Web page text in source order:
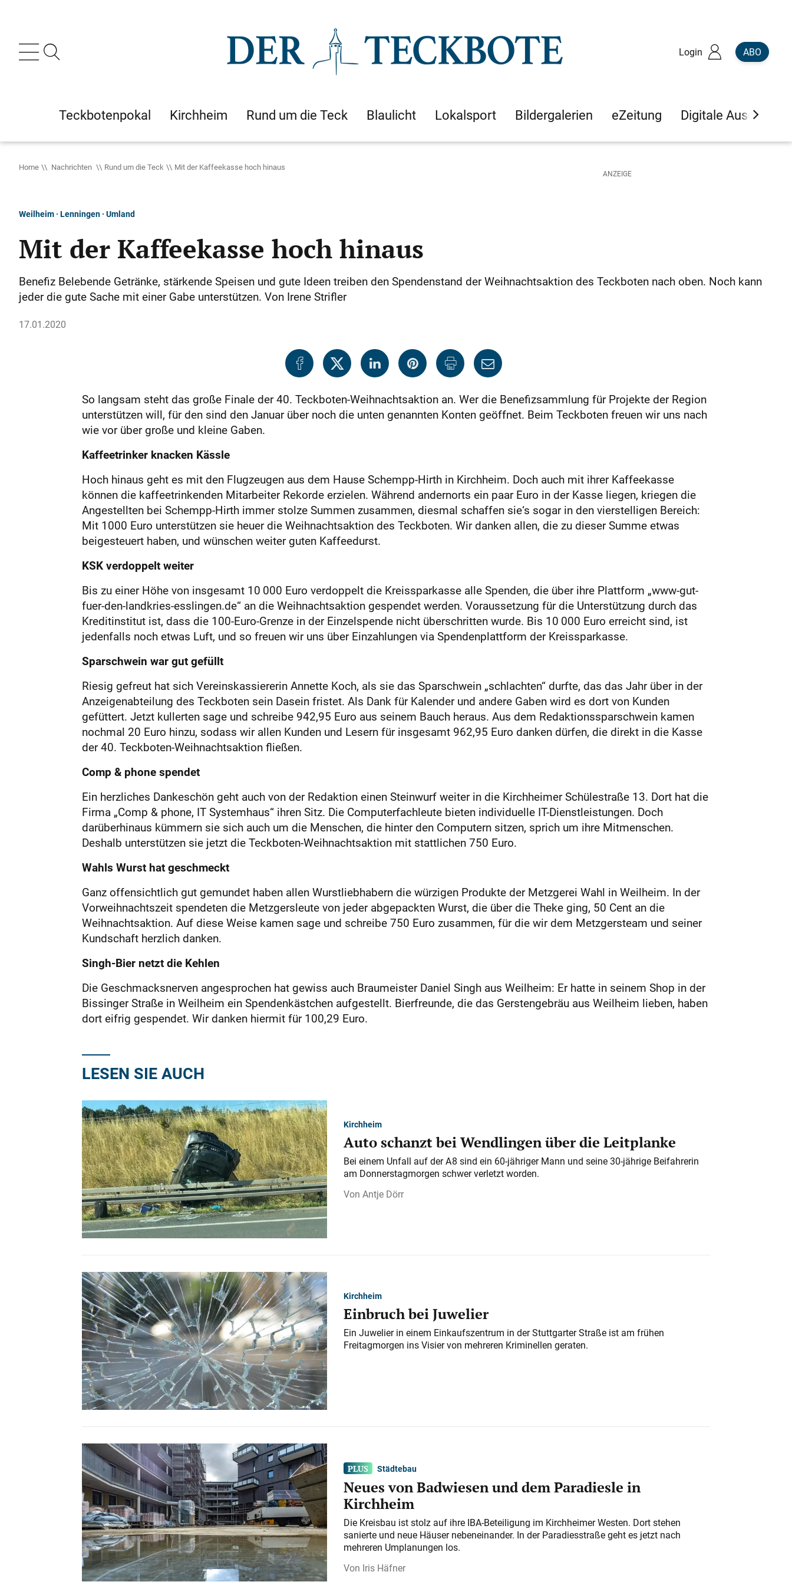
Login ABO
Teckbotenpokal Kirchheim Rund um die Teck Blaulicht Lokalsport Bildergalerien eZeitung Digitale Ausgaben
Home Nachrichten Rund um die Teck Mit der Kaffeekasse hoch hinaus
Weilheim · Lenningen · Umland
Mit der Kaffeekasse hoch hinaus
Benefiz Belebende Getränke, stärkende Speisen und gute Ideen treiben den Spendenstand der Weihnachtsaktion des Teckboten nach oben. Noch kann
jeder die gute Sache mit einer Gabe unterstützen. Von Irene Strifler
17.01.2020
So langsam steht das große Finale der 40. Teckboten-Weihnachtsaktion an. Wer die Benefizsammlung für Projekte der Region
unterstützen will, für den sind den Januar über noch die unten genannten Konten geöffnet. Beim Teckboten freuen wir uns nach
wie vor über große und kleine Gaben.
Kaffeetrinker knacken Kässle
Hoch hinaus geht es mit den Flugzeugen aus dem Hause Schempp-Hirth in Kirchheim. Doch auch mit ihrer Kaffeekasse
können die kaffeetrinkenden Mitarbeiter Rekorde erzielen. Während andernorts ein paar Euro in der Kasse liegen, kriegen die
Angestellten bei Schempp-Hirth immer stolze Summen zusammen, diesmal schaffen sie‘s sogar in den vierstelligen Bereich:
Mit 1000 Euro unterstützen sie heuer die Weihnachtsaktion des Teckboten. Wir danken allen, die zu dieser Summe etwas
beigesteuert haben, und wünschen weiter guten Kaffeedurst.
KSK verdoppelt weiter
Bis zu einer Höhe von insgesamt 10 000 Euro verdoppelt die Kreissparkasse alle Spenden, die über ihre Plattform „www-gut-
fuer-den-landkries-esslingen.de“ an die Weihnachtsaktion gespendet werden. Voraussetzung für die Unterstützung durch das
Kreditinstitut ist, dass die 100-Euro-Grenze in der Einzelspende nicht überschritten wurde. Bis 10 000 Euro erreicht sind, ist
jedenfalls noch etwas Luft, und so freuen wir uns über Einzahlungen via Spendenplattform der Kreissparkasse.
Sparschwein war gut gefüllt
Riesig gefreut hat sich Vereinskassiererin Annette Koch, als sie das Sparschwein „schlachten“ durfte, das das Jahr über in der
Anzeigenabteilung des Teckboten sein Dasein fristet. Als Dank für Kalender und andere Gaben wird es dort von Kunden
gefüttert. Jetzt kullerten sage und schreibe 942,95 Euro aus seinem Bauch heraus. Aus dem Redaktionssparschwein kamen
nochmal 20 Euro hinzu, sodass wir allen Kunden und Lesern für insgesamt 962,95 Euro danken dürfen, die direkt in die Kasse
der 40. Teckboten-Weihnachtsaktion fließen.
Comp & phone spendet
Ein herzliches Dankeschön geht auch von der Redaktion einen Steinwurf weiter in die Kirchheimer Schülestraße 13. Dort hat die
Firma „Comp & phone, IT Systemhaus“ ihren Sitz. Die Computerfachleute bieten individuelle IT-Dienstleistungen. Doch
darüberhinaus kümmern sie sich auch um die Menschen, die hinter den Computern sitzen, sprich um ihre Mitmenschen.
Deshalb unterstützen sie jetzt die Teckboten-Weihnachtsaktion mit stattlichen 750 Euro.
Wahls Wurst hat geschmeckt
Ganz offensichtlich gut gemundet haben allen Wurstliebhabern die würzigen Produkte der Metzgerei Wahl in Weilheim. In der
Vorweihnachtszeit spendeten die Metzgersleute von jeder abgepackten Wurst, die über die Theke ging, 50 Cent an die
Weihnachtsaktion. Auf diese Weise kamen sage und schreibe 750 Euro zusammen, für die wir dem Metzgersteam und seiner
Kundschaft herzlich danken.
Singh-Bier netzt die Kehlen
Die Geschmacksnerven angesprochen hat gewiss auch Braumeister Daniel Singh aus Weilheim: Er hatte in seinem Shop in der
Bissinger Straße in Weilheim ein Spendenkästchen aufgestellt. Bierfreunde, die das Gerstengebräu aus Weilheim lieben, haben
dort eifrig gespendet. Wir danken hiermit für 100,29 Euro.
LESEN SIE AUCH
Kirchheim
Auto schanzt bei Wendlingen über die Leitplanke
Bei einem Unfall auf der A 8 sind ein 60-jähriger Mann und seine 30-jährige Beifahrerin
am Donnerstagmorgen schwer verletzt worden.
Antje Dörr
Kirchheim
Einbruch bei Juwelier
Ein Juwelier in einem Einkaufszentrum in der Stuttgarter Straße ist am frühen
Freitagmorgen ins Visier von mehreren Kriminellen geraten.
Städtebau
Neues von Badwiesen und dem Paradiesle in
Kirchheim
Die Kreisbau ist stolz auf ihre IBA-Beteiligung im Kirchheimer Westen. Dort stehen
sanierte und neue Häuser nebeneinander. In der Paradiesstraße geht es jetzt nach
mehreren Umplanungen los.
Iris Häfner